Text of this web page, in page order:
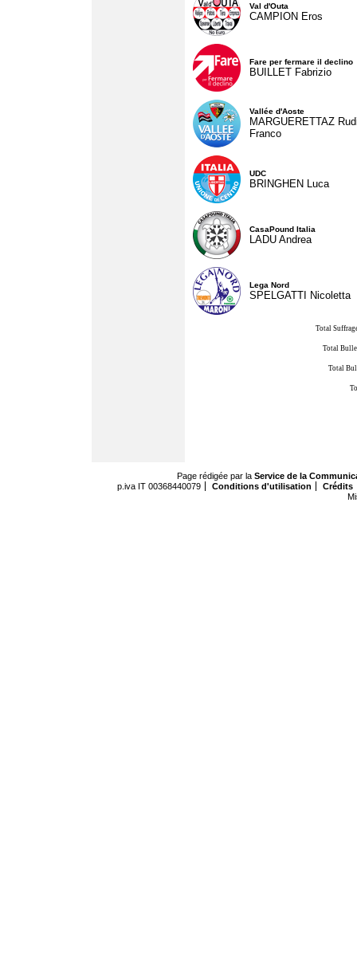
Val d'Outa
CAMPION Eros
Fare per fermare il declino
BUILLET Fabrizio
Vallée d'Aoste
MARGUERETTAZ
Franco
UDC
BRINGHEN Luca
CasaPound Italia
LADU Andrea
Lega Nord
SPELGATTI Nicoletta
Total
Total
Total
Page rédigée par la Service de la
p.iva IT 00368440079
Conditions d'utilisation
Crédits